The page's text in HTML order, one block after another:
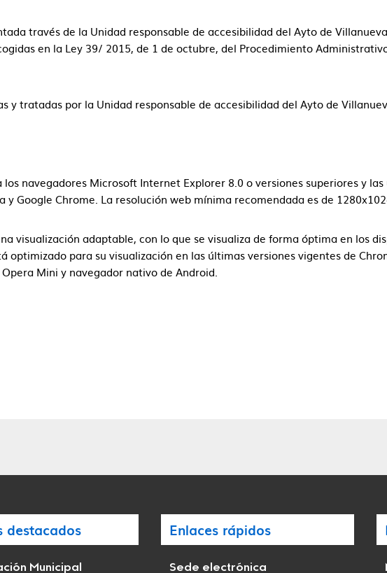
través de la Unidad responsable de accesibilidad del Ayto de
en la Ley 39/ 2015, de 1 de octubre, del Procedimiento
y tratadas por la Unidad responsable de accesibilidad del Ayto de
navegadores Microsoft Internet Explorer 8.0 o versiones superiores y
y Google Chrome. La resolución web mínima recomendada es de
visualización adaptable, con lo que se visualiza de forma óptima en los
optimizado para su visualización en las últimas versiones vigentes de
Mini y navegador nativo de Android.
destacados
Municipal
Enlaces rápidos
Sede electrónica